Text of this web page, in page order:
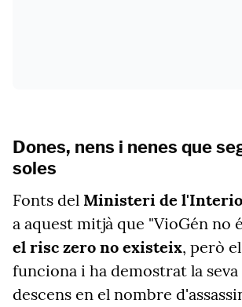
Dones, nens i nenes que
soles
Fonts del Ministeri de
a aquest mitjà que "VioGén no
el risc zero no existeix, però
funciona i ha demostrat la
descens en el nombre